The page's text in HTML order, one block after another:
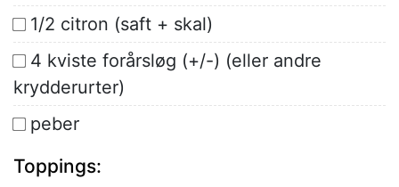
1/2 citron (saft + skal)
4 kviste forårsløg (+/-) (eller andre
krydderurter)
peber
Toppings: